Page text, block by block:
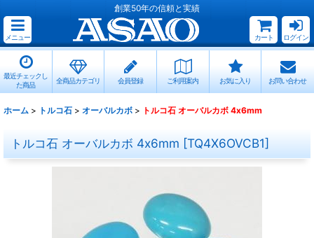
創業50年の信頼と実績
メニュー カート ログイン
最近チェックし
た商品
全商品カテゴリ 会員登録 ご利用案内 お気に入り お問い合わせ
ホーム > トルコ石 > オーバルカボ > トルコ石 オーバルカボ 4x6mm
トルコ石 オーバルカボ 4x6mm [TQ4X6OVCB1]